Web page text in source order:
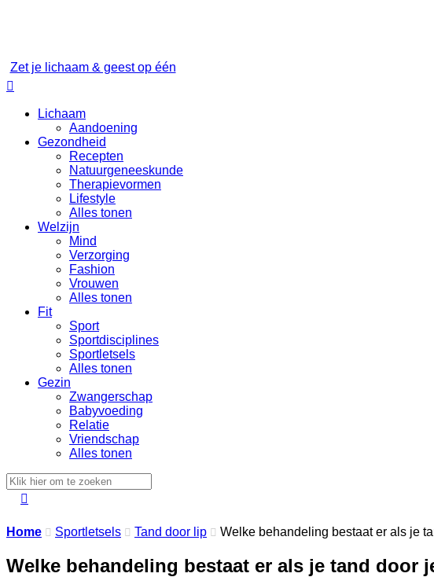
Zet je lichaam & geest op één

Lichaam
Aandoening
Gezondheid
Recepten
Natuurgeneeskunde
Therapievormen
Lifestyle
Alles tonen
Welzijn
Mind
Verzorging
Fashion
Vrouwen
Alles tonen
Fit
Sport
Sportdisciplines
Sportletsels
Alles tonen
Gezin
Zwangerschap
Babyvoeding
Relatie
Vriendschap
Alles tonen

Home  Sportletsels  Tand door lip  Welke behandeling bestaat er als je
Welke behandeling bestaat er als je tand door